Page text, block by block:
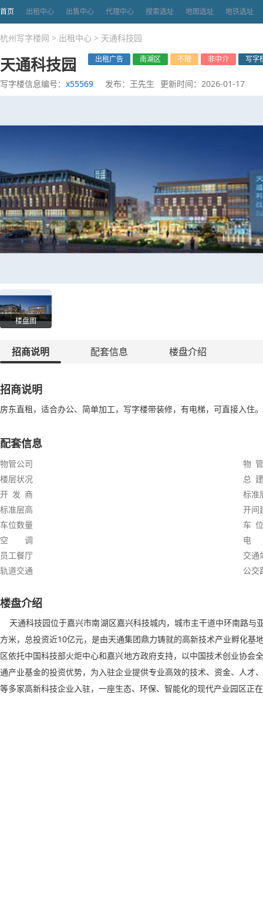
首页 出租中心 出售中心 代理中心 搜索选址 地图选址 地铁选址
杭州写字楼网 > 出租中心 > 天通科技园
天通科技园 出租广告 南湖区 不限 非中介 写字
写字楼信息编号： x55569 发布：王先生 更新时间：2026-01-17
楼盘图
招商说明 配套信息 楼盘介绍
招商说明
房东直租，适合办公、简单加工，写字楼带装修，有电梯，可直接入住。
配套信息
物管公司
物
楼层状况
总
开 发 商
标准
标准层高
开间
车位数量
车
空 调
电
员工餐厅
交通
轨道交通
公交
楼盘介绍
天通科技园位于嘉兴市南湖区嘉兴科技城内，城市主干道中环南路与
方米，总投资近10亿元，是由天通集团鼎力铸就的高新技术产业孵化
区依托中国科技部火炬中心和嘉兴地方政府支持，以中国技术创业协
通产业基金的投资优势，为入驻企业提供专业高效的技术、资金、人才
等多家高新科技企业入驻，一座生态、环保、智能化的现代产业园区正